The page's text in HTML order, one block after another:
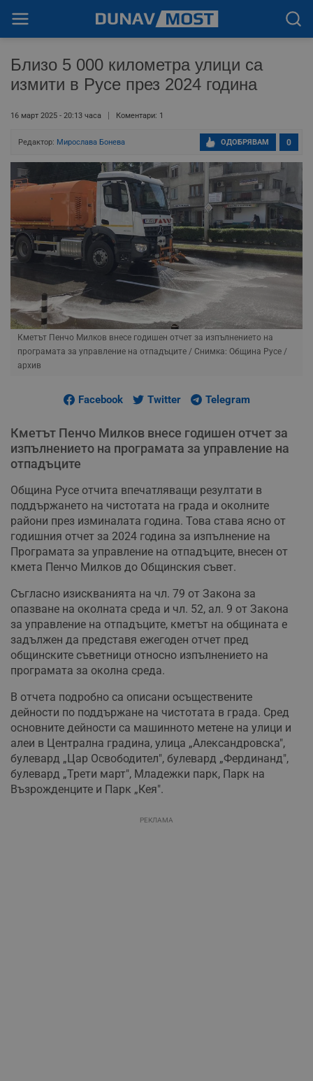
Близо 5 000 километра улици са
измити в Русе през 2024 година
16 март 2025 - 20:13 часа Коментари: 1
Редактор: Мирослава Бонева 0
ОДОБРЯВАМ
Кметът Пенчо Милков внесе годишен отчет за изпълнението на
програмата за управление на отпадъците / Снимка: Община Русе /
архив
Facebook Twitter Telegram
Кметът Пенчо Милков внесе годишен отчет за
изпълнението на програмата за управление на
отпадъците
Община Русе отчита впечатляващи резултати в
поддържането на чистотата на града и околните
райони през изминалата година. Това става ясно от
годишния отчет за 2024 година за изпълнение на
Програмата за управление на отпадъците, внесен от
кмета Пенчо Милков до Общинския съвет.
Съгласно изискванията на чл. 79 от Закона за
опазване на околната среда и чл. 52, ал. 9 от Закона
за управление на отпадъците, кметът на общината е
задължен да представя ежегоден отчет пред
общинските съветници относно изпълнението на
програмата за околна среда.
В отчета подробно са описани осъществените
дейности по поддържане на чистотата в града. Сред
основните дейности са машинното метене на улици и
алеи в Централна градина, улица „Александровска",
булевард „Цар Освободител", булевард „Фердинанд",
булевард „Трети март", Младежки парк, Парк на
Възрожденците и Парк „Кея".
РЕКЛАМА